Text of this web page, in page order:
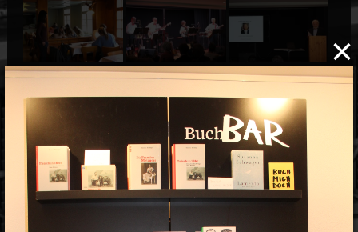
×
03/2025
Mauren kreativ -
Frühlingsbilder
03/2025
Konzert
HitBelebungsWerkstatt
03/2025
Geburtstag von P.
Fridolin Marxer
03/2025 04/2025 04/2025